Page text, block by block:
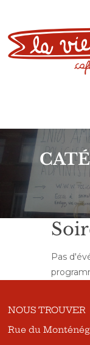
contenu
Pas
NOUS TROUVER
Rue du